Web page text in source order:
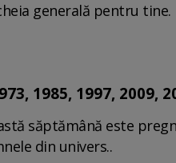
generală pentru tine.
1985, 1997, 2009,
săptămână este
din univers..